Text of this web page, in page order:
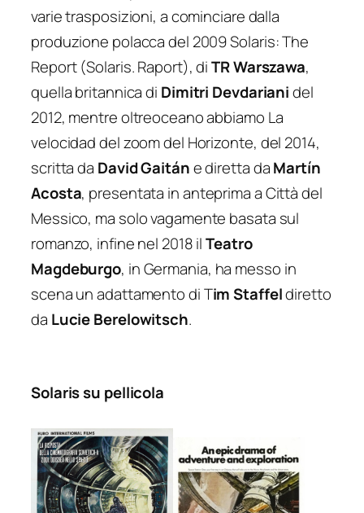
varie trasposizioni, a cominciare dalla
produzione polacca del 2009Solaris: The
Report (Solaris. Raport), diTR Warszawa,
quella britannica di Dimitri Devdarianidel
2012, mentre oltreoceano abbiamo La
velocidad del zoom del Horizonte, del 2014,
scritta da David Gaitáne diretta daMartín
Acosta, presentata in anteprima a Città del
Messico, ma solo vagamente basata sul
romanzo, infine nel 2018 ilTeatro
Magdeburgo, in Germania, ha messo in
scena un adattamento di Tim Staffeldiretto
da Lucie Berelowitsch.
Solaris su pellicola